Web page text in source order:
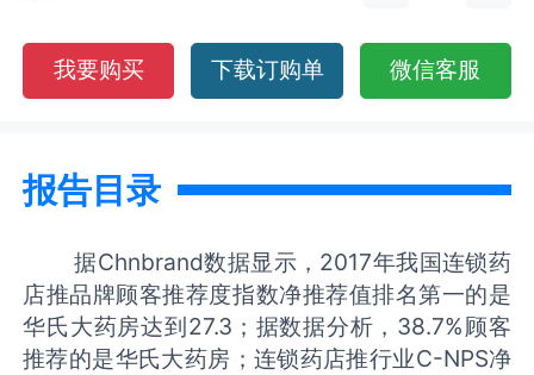
我要购买 下载订购单 微信客服
报告目录
据Chnbrand数据显示，2017年我国连锁药
店推品牌顾客推荐度指数净推荐值排名第一的是
华氏大药房达到27.3；据数据分析，38.7%顾客
推荐的是华氏大药房；连锁药店推行业C-NPS净